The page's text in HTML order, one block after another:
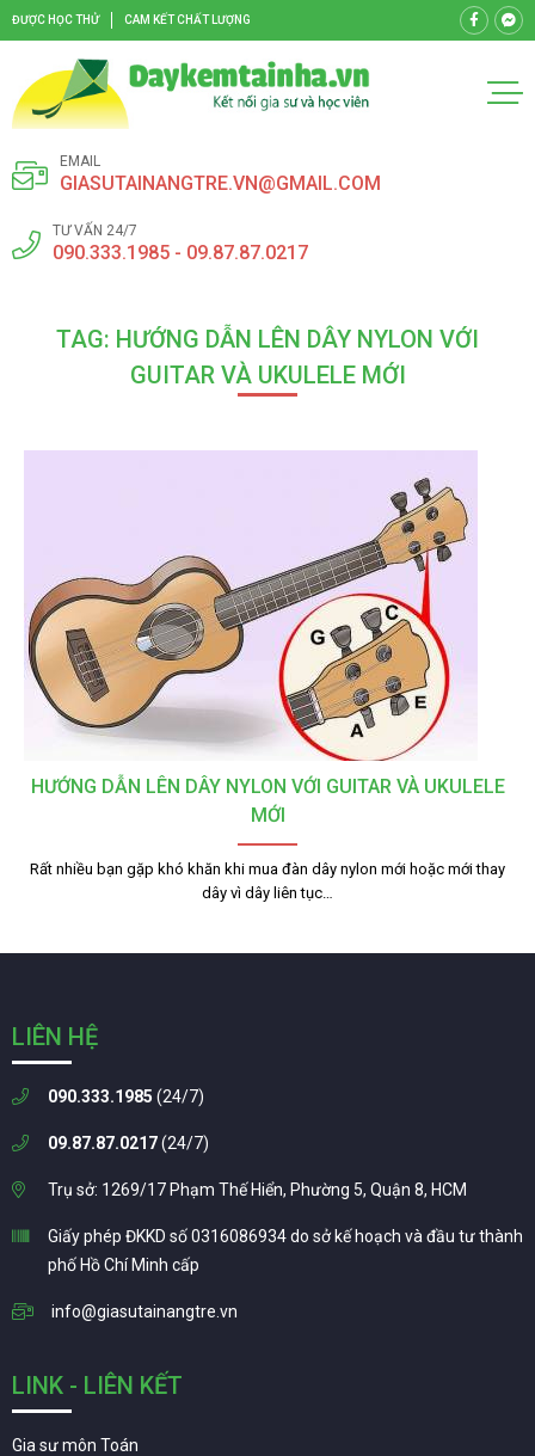
ĐƯỢC HỌC THỬ CAM KẾT CHẤT LƯỢNG
EMAIL
GIASUTAINANGTRE.VN@GMAIL.COM
TƯ VẤN 24/7
090.333.1985 - 09.87.87.0217
TAG: HƯỚNG DẪN LÊN DÂY NYLON VỚI
GUITAR VÀ UKULELE MỚI
HƯỚNG DẪN LÊN DÂY NYLON VỚI GUITAR VÀ UKULELE
MỚI
Rất nhiều bạn gặp khó khăn khi mua đàn dây nylon mới hoặc mới thay
dây vì dây liên tục…
LIÊN HỆ
090.333.1985 (24/7)
09.87.87.0217(24/7)
Trụ sở: 1269/17 Phạm Thế Hiển, Phường 5, Quận 8, HCM
Giấy phép ĐKKD số 0316086934 do sở kế hoạch và đầu tư thành
phố Hồ Chí Minh cấp
info@giasutainangtre.vn
LINK - LIÊN KẾT
Gia sư môn Toán